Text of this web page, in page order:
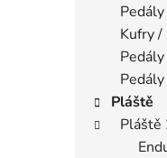
Kufry /
Pláště
Pláště